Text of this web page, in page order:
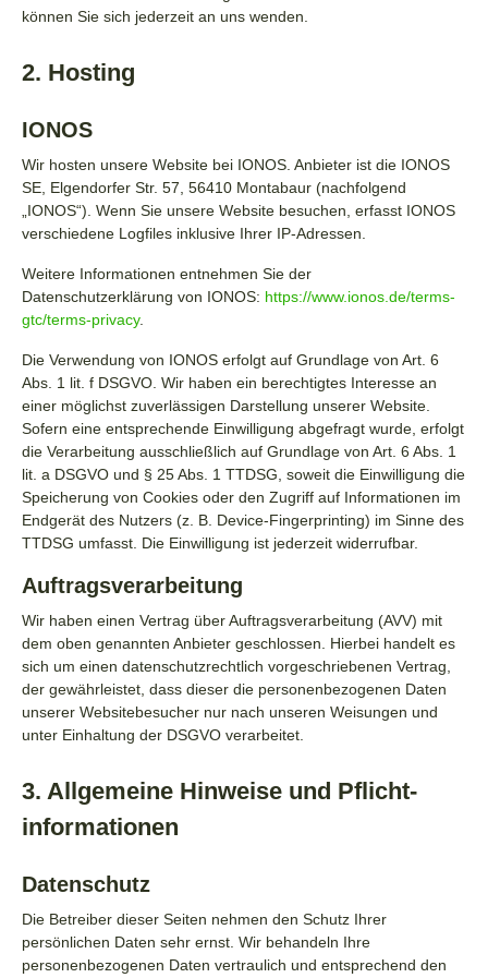
können Sie sich jederzeit an uns wenden.
2. Hosting
IONOS
Wir hosten unsere Website bei IONOS. Anbieter ist die IONOS
SE, Elgendorfer Str. 57, 56410 Montabaur (nachfolgend
„IONOS“). Wenn Sie unsere Website besuchen, erfasst IONOS
verschiedene Logfiles inklusive Ihrer IP-Adressen.
Weitere Informationen entnehmen Sie der
Datenschutzerklärung von IONOS: https://www.ionos.de/terms-
gtc/terms-privacy.
Die Verwendung von IONOS erfolgt auf Grundlage von Art. 6
Abs. 1 lit. f DSGVO. Wir haben ein berechtigtes Interesse an
einer möglichst zuverlässigen Darstellung unserer Website.
Sofern eine entsprechende Einwilligung abgefragt wurde, erfolgt
die Verarbeitung ausschließlich auf Grundlage von Art. 6 Abs. 1
lit. a DSGVO und § 25 Abs. 1 TTDSG, soweit die Einwilligung die
Speicherung von Cookies oder den Zugriff auf Informationen im
Endgerät des Nutzers (z. B. Device-Fingerprinting) im Sinne des
TTDSG umfasst. Die Einwilligung ist jederzeit widerrufbar.
Auftragsverarbeitung
Wir haben einen Vertrag über Auftragsverarbeitung (AVV) mit
dem oben genannten Anbieter geschlossen. Hierbei handelt es
sich um einen datenschutzrechtlich vorgeschriebenen Vertrag,
der gewährleistet, dass dieser die personenbezogenen Daten
unserer Websitebesucher nur nach unseren Weisungen und
unter Einhaltung der DSGVO verarbeitet.
3. Allgemeine Hinweise und Pflicht­
informationen
Datenschutz
Die Betreiber dieser Seiten nehmen den Schutz Ihrer
persönlichen Daten sehr ernst. Wir behandeln Ihre
personenbezogenen Daten vertraulich und entsprechend den